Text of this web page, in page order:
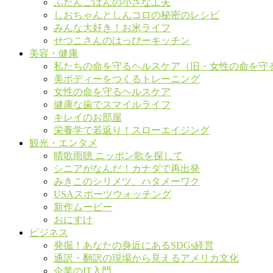
ふだんごはんの小さな工夫
しおちゃんとしんコロの秘密のレシピ
みんな大好き！お米ライフ
せつこさんのはっぴーキッチン
美容・健康
私たちの命を守るヘルスケア（旧・女性の命を守
美ボディーをつくるトレーニング
女性の命を守るヘルスケア
健康な歯でスマイルライフ
キレイのお部屋
栄養学で若返り！スローエイジング
観光・エンタメ
晴歌雨聴 ニッポン歌を探して
シニアがなんだ！カナダで再出発
みきこのシリメツ、ハタメーワク
USAスポーツウォッチング
新作ムービー
おにすけ
ビジネス
発掘！あなたの身近にあるSDGs経営
通訳・翻訳の現場から見えるアメリカ文化
企業のIT入門